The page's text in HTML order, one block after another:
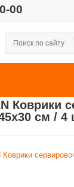
00
Коврики
см / 4